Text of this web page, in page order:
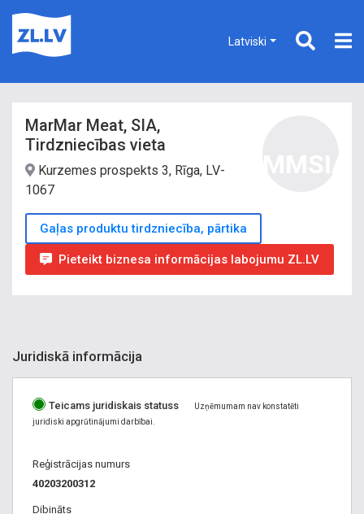
Latviski
MarMar Meat, SIA,
Tirdzniecības vieta
Kurzemes prospekts 3, Rīga, LV-
1067
Gaļas produktu tirdzniecība, pārtika
Pieteikt biznesa informācijas labojumu ZL.LV
Juridiskā informācija
Teicams juridiskais statuss
Uzņēmumam nav konstatēti
juridiski apgrūtinājumi darbībai.
Reģistrācijas numurs
40203200312
Dibināts